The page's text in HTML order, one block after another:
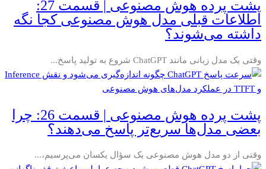
پشت پرده هوش مصنوعی | قسمت 27:
اطلاعات قبلی مدل هوش مصنوعی کجا نگه
داشته می‌شوند؟
وقتی یک مدل زبانی مانند ChatGPT شروع به تولید پاسخ...
پشت پرده هوش مصنوعی | قسمت 26: چرا
بعضی مدل‌ها سریع‌تر پاسخ می‌دهند؟
وقتی از دو مدل هوش مصنوعی یک سؤال یکسان می‌پرسیم،...